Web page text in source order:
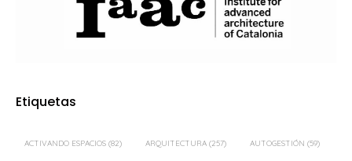
Etiquetas
ACTIVANDO ESPACIOS (82) ARQUITECTURA (257) AUTOGESTIÓN (59)